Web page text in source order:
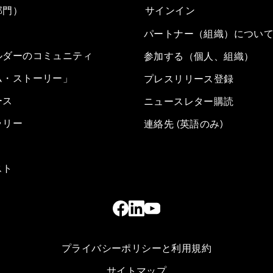
）
ーのコミュニティ
ストーリー」
リー
サインイン
パートナー（組織）につい
参加する（個人、組織）
プレスリリース登録
ニュースレター購読
連絡先 (英語のみ)
プライバシーポリシーと利用規約